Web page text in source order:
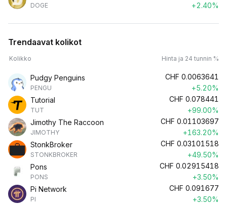
DOGE
+2.40%
Trendaavat kolikot
Kolikko Hinta ja 24 tunnin %
Pudgy Penguins
PENGU
CHF 0.0063641
+5.20%
Tutorial
TUT
CHF 0.078441
+99.00%
Jimothy The Raccoon
JIMOTHY
CHF 0.01103697
+163.20%
StonkBroker
STONKBROKER
CHF 0.03101518
+49.50%
Pons
PONS
CHF 0.02915418
+3.50%
Pi Network
PI
CHF 0.091677
+3.50%